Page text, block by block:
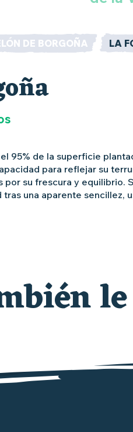
DE BORGOÑA LA
95% de la superficie
para reflejar su
por su frescura y equilibrio.
una aparente sencillez,
rutas del vino